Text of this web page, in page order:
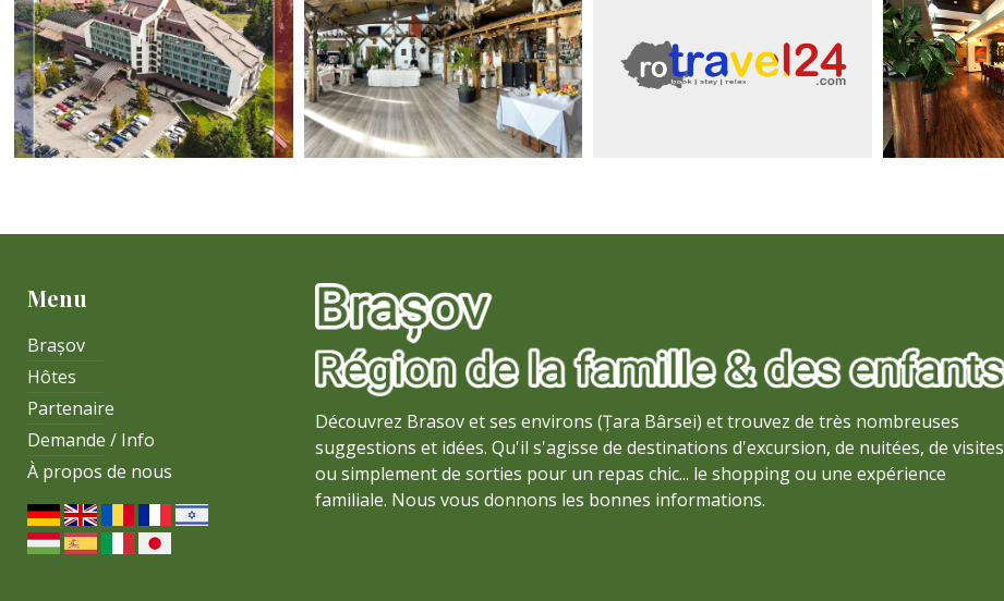
Menu
Brașov
Hôtes
Partenaire
Demande / Info
À propos de nous
Découvrez Brasov et ses environs (Țara Bârsei) et trouvez de très nombreuses
suggestions et idées. Qu'il s'agisse de destinations d'excursion, de nuitées, de visites
ou simplement de sorties pour un repas chic... le shopping ou une expérience
familiale. Nous vous donnons les bonnes informations.